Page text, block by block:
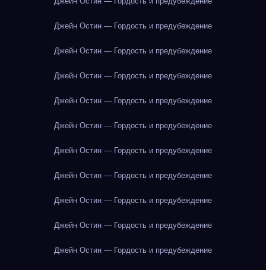
Джейн Остин — Гордость и предубеждение
Джейн Остин — Гордость и предубеждение
Джейн Остин — Гордость и предубеждение
Джейн Остин — Гордость и предубеждение
Джейн Остин — Гордость и предубеждение
Джейн Остин — Гордость и предубеждение
Джейн Остин — Гордость и предубеждение
Джейн Остин — Гордость и предубеждение
Джейн Остин — Гордость и предубеждение
Джейн Остин — Гордость и предубеждение